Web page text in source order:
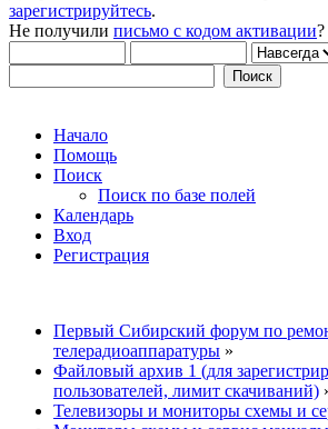
зарегистрируйтесь.
Не получили письмо с кодом активации?
Начало
Помощь
Поиск
Поиск по базе полей
Календарь
Вход
Регистрация
Первый Сибирский форум по
телерадиоаппаратуры »
Файловый архив 1 (для
пользователей, лимит скачиваний)
Телевизоры и мониторы схемы и